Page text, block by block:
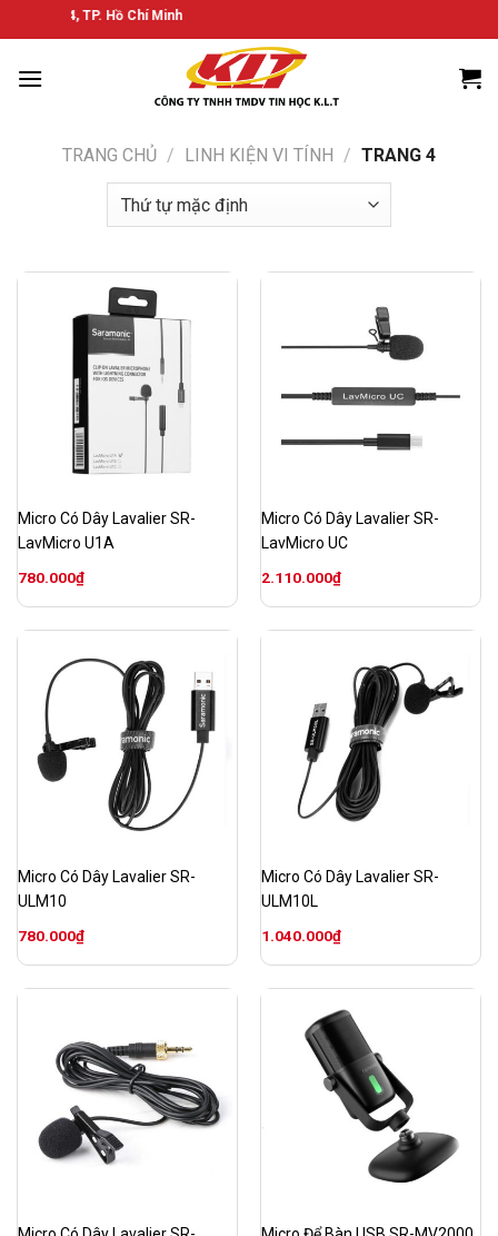
qua
nội
Quận 4, TP. Hồ Chí Minh
TRANG CHỦ / LINH KIỆN VI TÍNH / TRANG 4
Micro Có Dây Lavalier SR-
LavMicro U1A
780.000₫
Micro Có Dây Lavalier SR-
LavMicro UC
2.110.000₫
Micro Có Dây Lavalier SR-
ULM10
780.000₫
Micro Có Dây Lavalier SR-
ULM10L
1.040.000₫